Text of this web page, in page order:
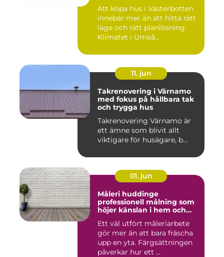
Att köpa hus i Västerbotten
innebär mer än att hitta rätt
läge och rätt planlösning.
Klimatet i Umeå...
11. jun
Takrenovering i Värnamo
med fokus på hållbara tak
och trygga hus
Takrenovering Värnamo är
ett ämne som blivit allt
viktigare för husägare, b...
01. jun
Måleri huddinge
professionell målning som
höjer känslan i hem och
Ett väl utfört måleriarbete
gör mer än att bara fräscha
upp en yta. Färgsättningen
påverkar hur ett ...